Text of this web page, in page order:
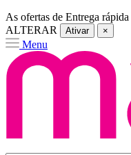
As ofertas de Entrega rápida
ALTERAR
Ativar ×
Menu